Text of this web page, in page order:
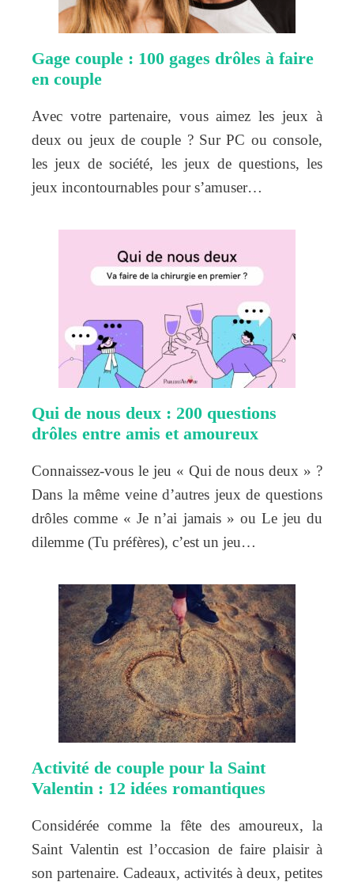
Gage couple : 100 gages drôles à faire
en couple
Avec votre partenaire, vous aimez les jeux à
deux ou jeux de couple ? Sur PC ou console,
les jeux de société, les jeux de questions, les
jeux incontournables pour s’amuser…
Qui de nous deux : 200 questions
drôles entre amis et amoureux
Connaissez-vous le jeu « Qui de nous deux » ?
Dans la même veine d’autres jeux de questions
drôles comme « Je n’ai jamais » ou Le jeu du
dilemme (Tu préfères), c’est un jeu…
Activité de couple pour la Saint
Valentin : 12 idées romantiques
Considérée comme la fête des amoureux, la
Saint Valentin est l’occasion de faire plaisir à
son partenaire. Cadeaux, activités à deux, petites